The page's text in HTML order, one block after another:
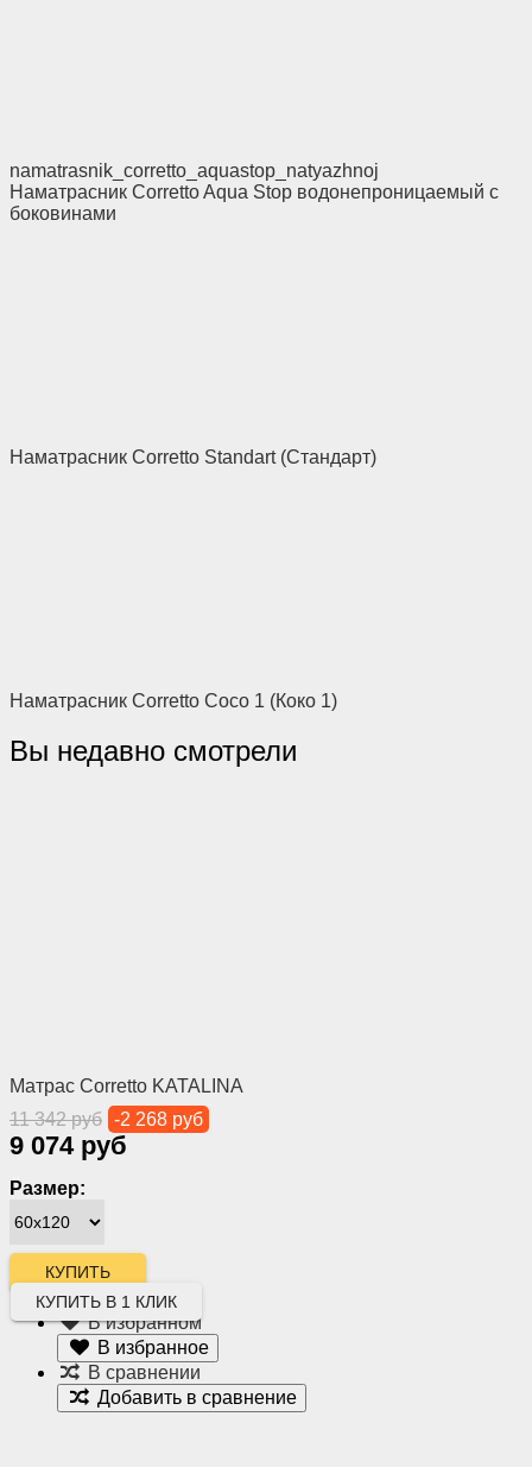
namatrasnik_corretto_aquastop_natyazhnoj
Наматрасник Corretto Aqua Stop водонепроницаемый с
боковинами
Наматрасник Corretto Standart (Стандарт)
Наматрасник Corretto Coco 1 (Коко 1)
Вы недавно смотрели
Матрас Corretto KATALINA
11 342 руб -2 268 руб
9 074 руб
Размер:
КУПИТЬ В 1 КЛИК
В избранном
В избранное
В сравнении
Добавить в сравнение